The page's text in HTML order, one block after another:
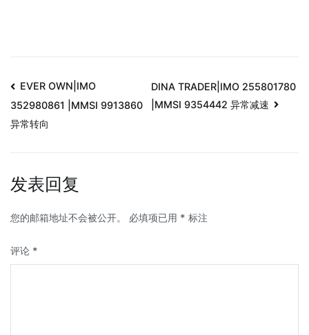
EVER OWN|IMO
352980861 |MMSI 9913860
异常转向
DINA TRADER|IMO 255801780
|MMSI 9354442 异常减速
发表回复
您的邮箱地址不会被公开。 必填项已用 * 标注
评论 *